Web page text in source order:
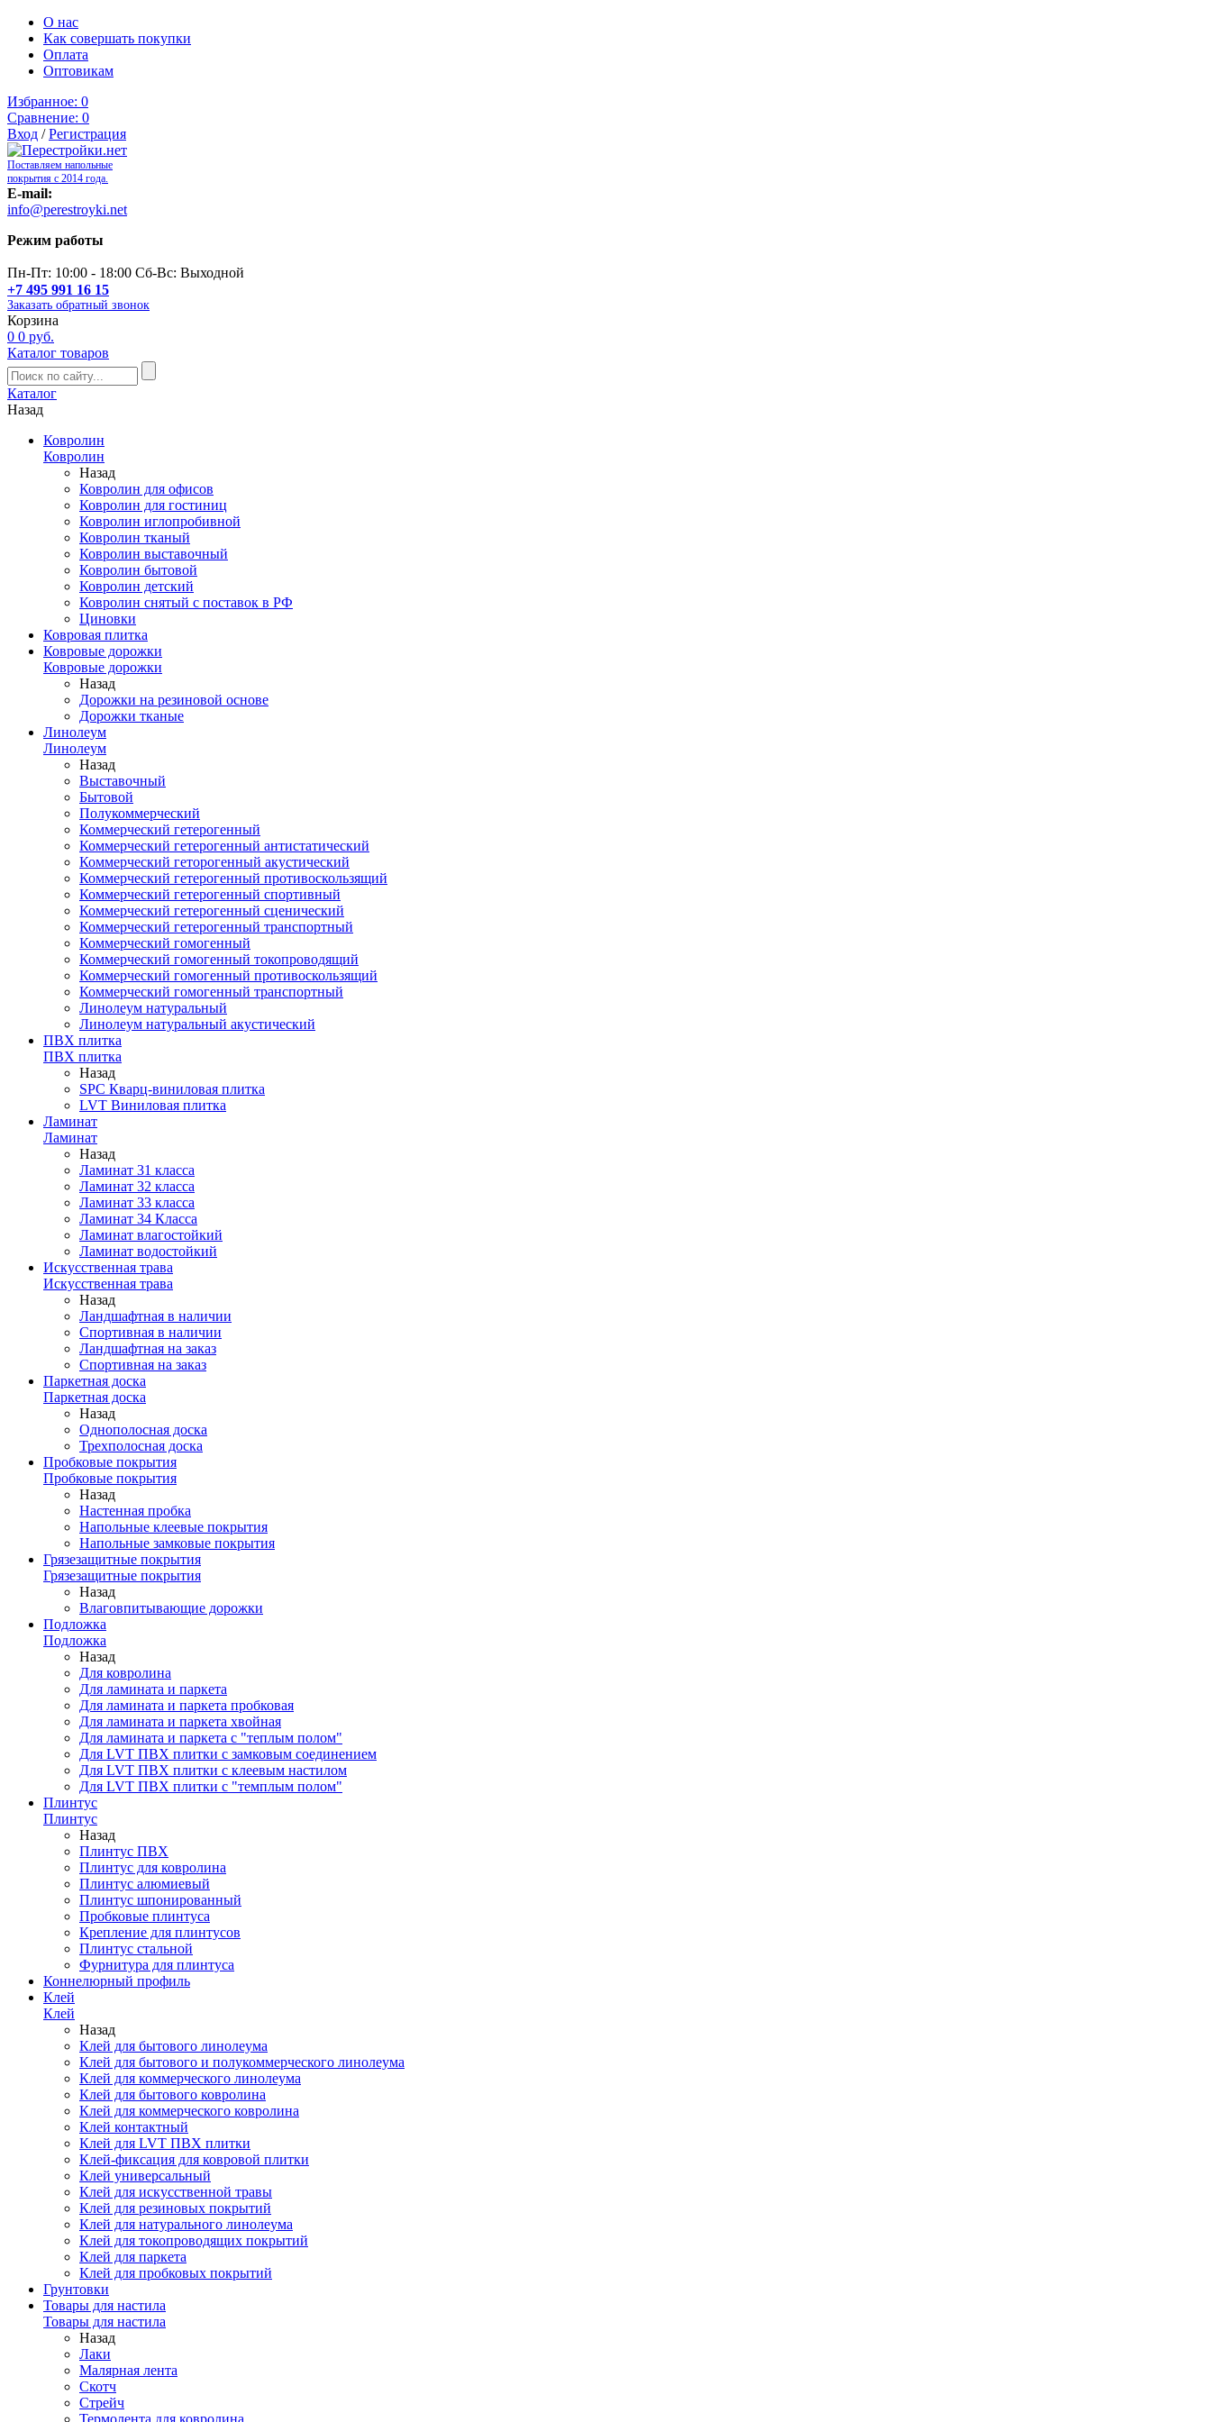
О нас
Как совершать покупки
Оплата
Оптовикам
Избранное: 0
Сравнение: 0
Вход /Регистрация
Поставляем напольные
покрытия с 2014 года.
E-mail:
info@perestroyki.net
Режим работы
Пн-Пт: 10:00 - 18:00 Сб-Вс: Выходной
+7 495 991 16 15
Заказать обратный звонок
Корзина
0 0 руб.
Каталог товаров
Каталог
Назад
Ковролин
Ковролин
Назад
Ковролин для офисов
Ковролин для гостиниц
Ковролин иглопробивной
Ковролин тканый
Ковролин выставочный
Ковролин бытовой
Ковролин детский
Ковролин снятый с поставок в РФ
Циновки
Ковровая плитка
Ковровые дорожки
Ковровые дорожки
Назад
Дорожки на резиновой основе
Дорожки тканые
Линолеум
Линолеум
Назад
Выставочный
Бытовой
Полукоммерческий
Коммерческий гетерогенный
Коммерческий гетерогенный антистатический
Коммерческий геторогенный акустический
Коммерческий гетерогенный противоскользящий
Коммерческий гетерогенный спортивный
Коммерческий гетерогенный сценический
Коммерческий гетерогенный транспортный
Коммерческий гомогенный
Коммерческий гомогенный токопроводящий
Коммерческий гомогенный противоскользящий
Коммерческий гомогенный транспортный
Линолеум натуральный
Линолеум натуральный акустический
ПВХ плитка
ПВХ плитка
Назад
SPC Кварц-виниловая плитка
LVT Виниловая плитка
Ламинат
Ламинат
Назад
Ламинат 31 класса
Ламинат 32 класса
Ламинат 33 класса
Ламинат 34 Класса
Ламинат влагостойкий
Ламинат водостойкий
Искусственная трава
Искусственная трава
Назад
Ландшафтная в наличии
Спортивная в наличии
Ландшафтная на заказ
Спортивная на заказ
Паркетная доска
Паркетная доска
Назад
Однополосная доска
Трехполосная доска
Пробковые покрытия
Пробковые покрытия
Назад
Настенная пробка
Напольные клеевые покрытия
Напольные замковые покрытия
Грязезащитные покрытия
Грязезащитные покрытия
Назад
Влаговпитывающие дорожки
Подложка
Подложка
Назад
Для ковролина
Для ламината и паркета
Для ламината и паркета пробковая
Для ламината и паркета хвойная
Для ламината и паркета с "теплым полом"
Для LVT ПВХ плитки с замковым соединением
Для LVT ПВХ плитки с клеевым настилом
Для LVT ПВХ плитки с "темплым полом"
Плинтус
Плинтус
Назад
Плинтус ПВХ
Плинтус для ковролина
Плинтус алюмиевый
Плинтус шпонированный
Пробковые плинтуса
Крепление для плинтусов
Плинтус стальной
Фурнитура для плинтуса
Коннелюрный профиль
Клей
Клей
Назад
Клей для бытового линолеума
Клей для бытового и полукоммерческого линолеума
Клей для коммерческого линолеума
Клей для бытового ковролина
Клей для коммерческого ковролина
Клей контактный
Клей для LVT ПВХ плитки
Клей-фиксация для ковровой плитки
Клей универсальный
Клей для искусственной травы
Клей для резиновых покрытий
Клей для натурального линолеума
Клей для токопроводящих покрытий
Клей для паркета
Клей для пробковых покрытий
Грунтовки
Товары для настила
Товары для настила
Назад
Лаки
Малярная лента
Скотч
Стрейч
Термолента для ковролина